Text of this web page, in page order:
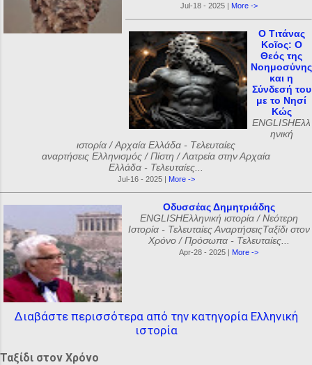
Jul-18 - 2025 | More ->
Ο Τιτάνας
Κοῖος: Ο
Θεός της
Νοημοσύνης
και η
Σύνδεσή του
με το Νησί
Κώς
ENGLISHΕλλ
ηνική
ιστορία / Αρχαία Ελλάδα - Tελευταίες
αναρτήσεις Ελληνισμός / Πίστη / Λατρεία στην Αρχαία
Ελλάδα - Τελευταίες...
Jul-16 - 2025 | More ->
Οδυσσέας Δημητριάδης
ENGLISHΕλληνική ιστορία / Νεότερη
Ιστορία - Τελευταίες ΑναρτήσειςΤαξίδι στον
Χρόνο / Πρόσωπα - Τελευταίες...
Apr-28 - 2025 | More ->
Διαβάστε περισσότερα από την κατηγορία Ελληνική
ιστορία
Ταξίδι στον Χρόνο